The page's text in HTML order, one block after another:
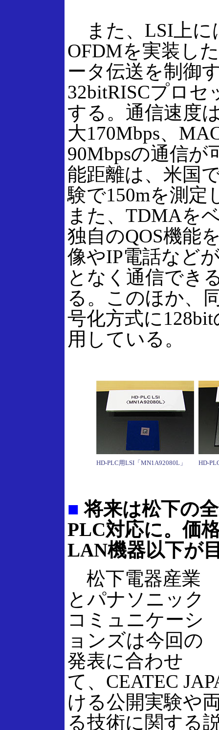
また、LSI上に
OFDMを実装し
ータ伝送を制御
32bitRISCプロセ
する。通信速度
大170Mbps、
90Mbpsの通信が
能距離は、米国
験で150mを測定
また、TDMAを
独自のQOS機能
像やIP電話など
となく通信でき
る。このほか、
号化方式に
用している。
HD-PLC用LSI「MN1A92080L」 HD-
■ 将来は松下の
PLC対応に。価
LAN機器以下が
松下電器産業
とパナソニック
コミュニケーシ
ョンズは今回の
発表に合わせ
て、CEATEC
ける公開実験や
る技術に関する